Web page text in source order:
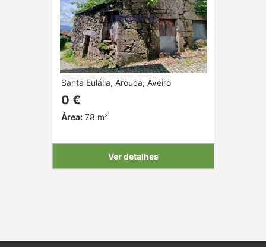
Santa Eulália, Arouca, Aveiro
0 €
Área:78 m²
Ver detalhes